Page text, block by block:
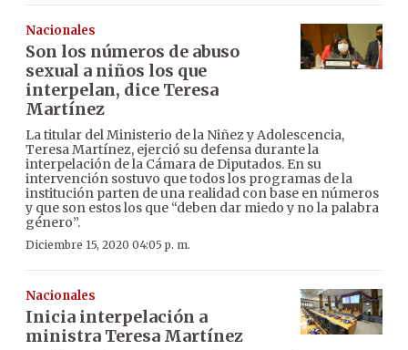
Nacionales
Son los números de abuso
sexual a niños los que
interpelan, dice Teresa
Martínez
La titular del Ministerio de la Niñez y Adolescencia,
Teresa Martínez, ejerció su defensa durante la
interpelación de la Cámara de Diputados. En su
intervención sostuvo que todos los programas de la
institución parten de una realidad con base en números
y que son estos los que “deben dar miedo y no la palabra
género”.
Diciembre 15, 2020 04:05 p. m.
Nacionales
Inicia interpelación a
ministra Teresa Martínez